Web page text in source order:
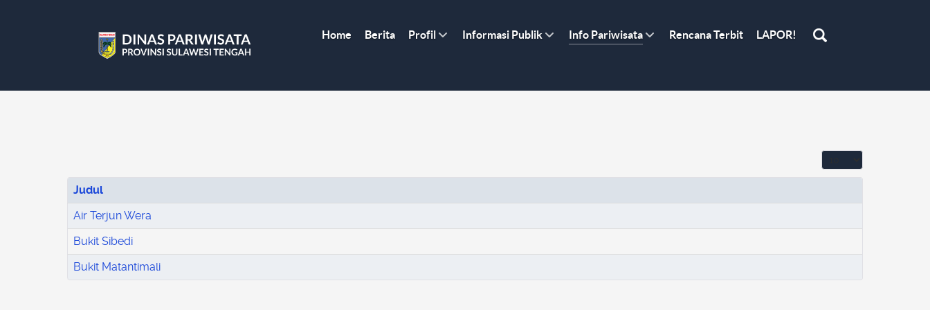
Home Berita Profil Informasi Publik Info Pariwisata Rencana Terbit LAPOR!
Judul
Air Terjun Wera
Bukit Sibedi
Bukit Matantimali